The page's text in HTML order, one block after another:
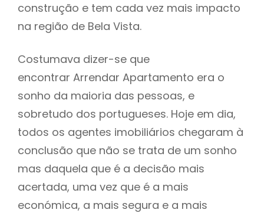
construção e tem cada vez mais impacto
na região de Bela Vista.
Costumava dizer-se que
encontrar Arrendar Apartamento era o
sonho da maioria das pessoas, e
sobretudo dos portugueses. Hoje em dia,
todos os agentes imobiliários chegaram à
conclusão que não se trata de um sonho
mas daquela que é a decisão mais
acertada, uma vez que é a mais
económica, a mais segura e a mais